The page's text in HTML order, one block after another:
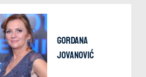
Gordana
Jovanović